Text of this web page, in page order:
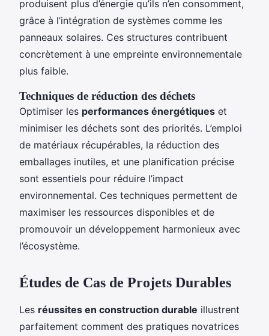
produisent plus d’énergie qu’ils n’en consomment,
grâce à l’intégration de systèmes comme les
panneaux solaires. Ces structures contribuent
concrètement à une empreinte environnementale
plus faible.
Techniques de réduction des déchets
Optimiser les performances énergétiques et
minimiser les déchets sont des priorités. L’emploi
de matériaux récupérables, la réduction des
emballages inutiles, et une planification précise
sont essentiels pour réduire l’impact
environnemental. Ces techniques permettent de
maximiser les ressources disponibles et de
promouvoir un développement harmonieux avec
l’écosystème.
Études de Cas de Projets Durables
Les réussites en construction durable illustrent
parfaitement comment des pratiques novatrices